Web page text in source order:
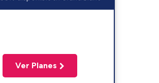
Ver Planes